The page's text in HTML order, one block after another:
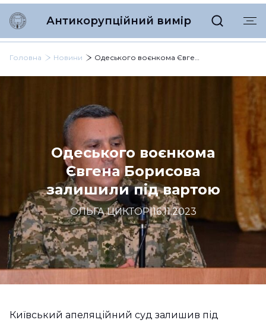
Антикорупційний вимір
Головна Новини Одеського воєнкома Євгена Борисова залишили під вартою
Одеського воєнкома
Євгена Борисова
залишили під вартою
ОЛЬГА ЦИКТОР|16.11.2023
Київський апеляційний суд залишив під